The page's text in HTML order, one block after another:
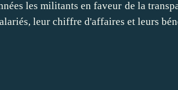
les militants en faveur de la
leur chiffre d'affaires et leurs